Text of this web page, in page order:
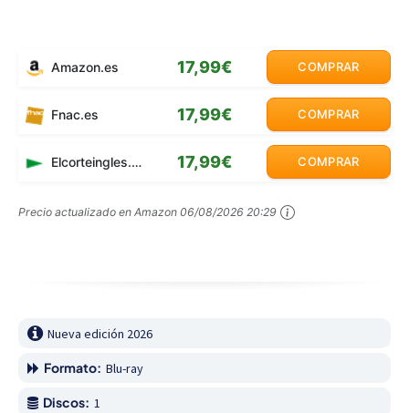
Amazon.es 17,99€ COMPRAR
Fnac.es 17,99€ COMPRAR
Elcorteingles.es 17,99€ COMPRAR
Precio actualizado en Amazon 06/08/2026 20:29
Nueva edición 2026
Formato: Blu-ray
Discos: 1